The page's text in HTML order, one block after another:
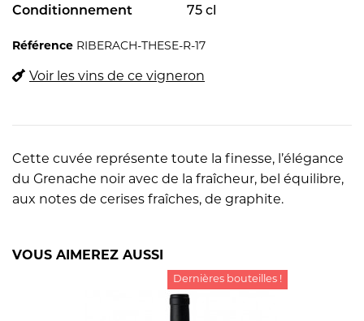
Conditionnement
75 cl
Référence RIBERACH-THESE-R-17
Voir les vins de ce vigneron
Cette cuvée représente toute la finesse, l’élégance
du Grenache noir avec de la fraîcheur, bel équilibre,
aux notes de cerises fraîches, de graphite.
VOUS AIMEREZ AUSSI
Dernières bouteilles !